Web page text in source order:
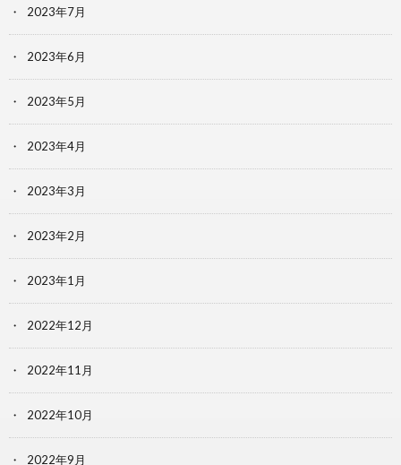
2023年7月
2023年6月
2023年5月
2023年4月
2023年3月
2023年2月
2023年1月
2022年12月
2022年11月
2022年10月
2022年9月